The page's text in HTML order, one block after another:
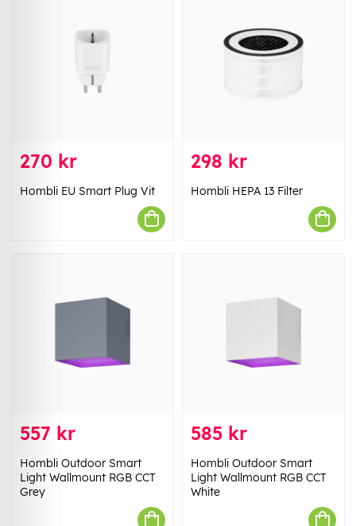
270 kr
Hombli EU Smart Plug Vit
298 kr
Hombli HEPA 13 Filter
557 kr
Hombli Outdoor Smart
Light Wallmount RGB CCT
Grey
585 kr
Hombli Outdoor Smart
Light Wallmount RGB CCT
White